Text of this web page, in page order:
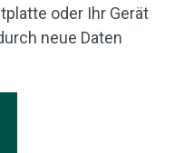
oder Ihr Gerät
neue Daten